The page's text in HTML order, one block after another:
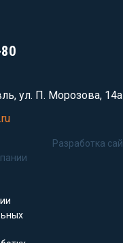
ул. П. Морозова, 14а
Разработка